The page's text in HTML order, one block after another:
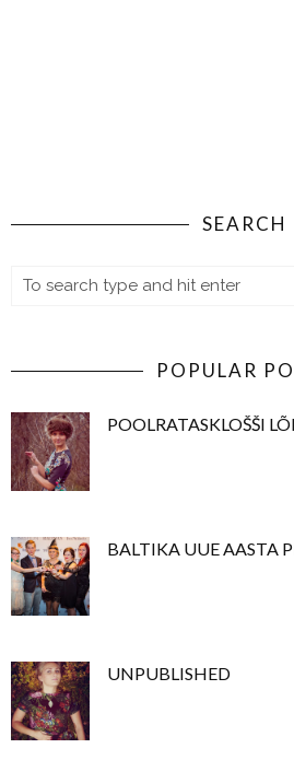
SEARCH
POPULAR
POOLRATASKLOŠŠI
BALTIKA UUE AASTA
UNPUBLISHED